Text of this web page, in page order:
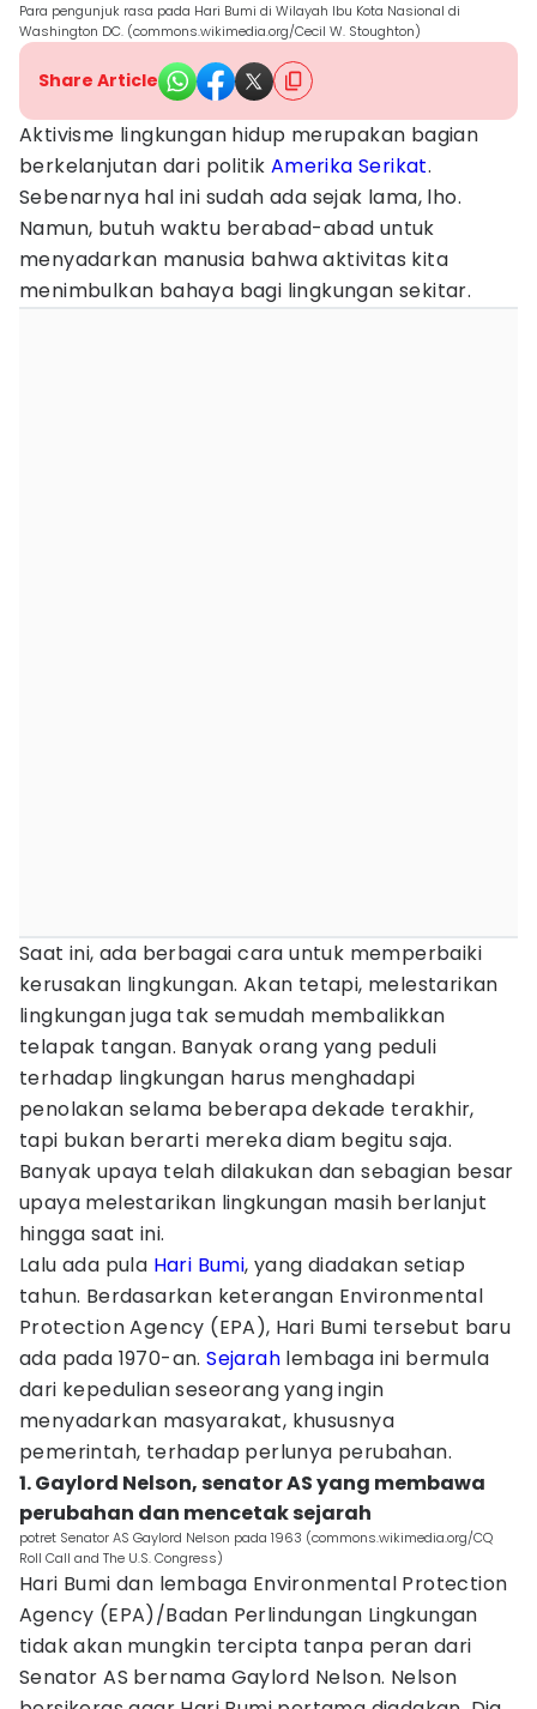
Para pengunjuk rasa pada Hari Bumi di Wilayah Ibu Kota Nasional di
Washington DC. (commons.wikimedia.org/Cecil W. Stoughton)
Share Article
Aktivisme lingkungan hidup merupakan bagian
berkelanjutan dari politik Amerika Serikat.
Sebenarnya hal ini sudah ada sejak lama, lho.
Namun, butuh waktu berabad-abad untuk
menyadarkan manusia bahwa aktivitas kita
menimbulkan bahaya bagi lingkungan sekitar.
Saat ini, ada berbagai cara untuk memperbaiki
kerusakan lingkungan. Akan tetapi, melestarikan
lingkungan juga tak semudah membalikkan
telapak tangan. Banyak orang yang peduli
terhadap lingkungan harus menghadapi
penolakan selama beberapa dekade terakhir,
tapi bukan berarti mereka diam begitu saja.
Banyak upaya telah dilakukan dan sebagian besar
upaya melestarikan lingkungan masih berlanjut
hingga saat ini.
Lalu ada pula Hari Bumi, yang diadakan setiap
tahun. Berdasarkan keterangan Environmental
Protection Agency (EPA), Hari Bumi tersebut baru
ada pada 1970-an.Sejarah lembaga ini bermula
dari kepedulian seseorang yang ingin
menyadarkan masyarakat, khususnya
pemerintah, terhadap perlunya perubahan.
1. Gaylord Nelson, senator AS yang membawa
perubahan dan mencetak sejarah
potret Senator AS Gaylord Nelson pada 1963 (commons.wikimedia.org/CQ
Roll Call and The U.S. Congress)
Hari Bumi dan lembaga Environmental Protection
Agency (EPA)/Badan Perlindungan Lingkungan
tidak akan mungkin tercipta tanpa peran dari
Senator AS bernama Gaylord Nelson. Nelson